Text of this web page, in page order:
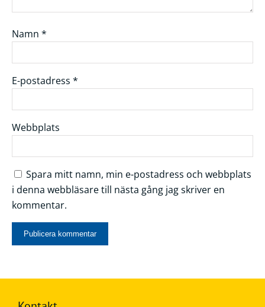
Namn *
E-postadress *
Webbplats
Spara mitt namn, min e-postadress och webbplats
i denna webbläsare till nästa gång jag skriver en
kommentar.